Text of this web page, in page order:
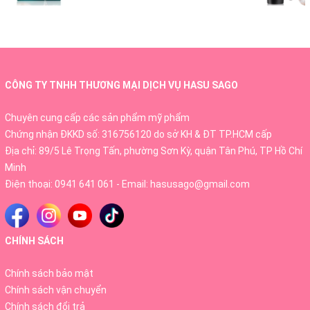
THÀNH PHẦN
- Bột đậu đỏ nguyên chất
CÔNG TY TNHH THƯƠNG MẠI DỊCH VỤ HASU SAGO
Chuyên cung cấp các sản phẩm mỹ phẩm
Chứng nhận ĐKKD số: 316756120 do sở KH & ĐT TP.HCM cấp
Địa chỉ: 89/5 Lê Trọng Tấn, phường Sơn Kỳ, quận Tân Phú, TP Hồ Chí
Minh
Điện thoại: 0941 641 061 - Email: hasusago@gmail.com
CHÍNH SÁCH
Chính sách bảo mật
Chính sách vận chuyển
Chính sách đổi trả